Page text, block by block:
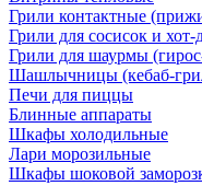
Грили контактные
Грили для сосисок и хот-
Грили для шаурмы
Шашлычницы (кебаб-
Печи для пиццы
Блинные аппараты
Шкафы холодильные
Лари морозильные
Шкафы шоковой